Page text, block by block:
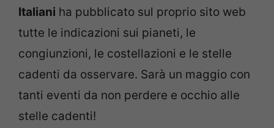
Italiani ha pubblicato sul proprio sito web
tutte le indicazioni sui pianeti, le
congiunzioni, le costellazioni e le stelle
cadenti da osservare. Sarà un maggio con
tanti eventi da non perdere e occhio alle
stelle cadenti!